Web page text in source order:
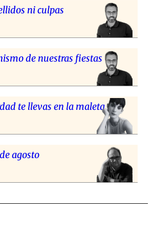
ni culpas
de nuestras fiestas
te llevas en la maleta
agosto